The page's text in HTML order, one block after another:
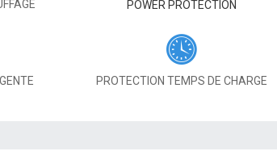
POWER PROTECTION
PROTECTION TEMPS DE CHARGE